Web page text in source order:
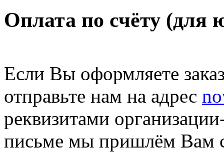
Оплата по счёту (для
Если Вы оформляете
отправьте нам на адрес
реквизитами
письме мы пришлём Вам